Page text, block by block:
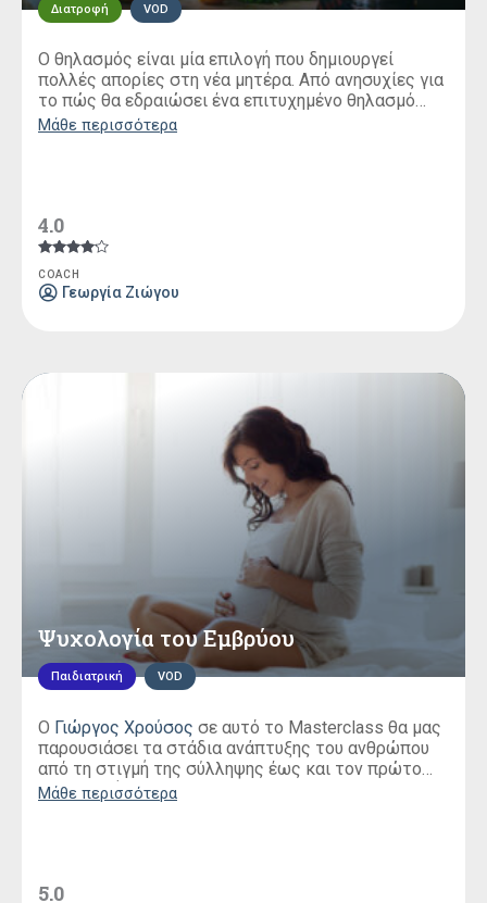
Διατροφή VOD
Ο θηλασμός είναι μία επιλογή που δημιουργεί
πολλές απορίες στη νέα μητέρα. Από ανησυχίες για
το πώς θα εδραιώσει ένα επιτυχημένο θηλασμό
στο παιδί της, μέχρι το μεγάλο κεφάλαιο της
Μάθε περισσότερα
4.0
Βαθμολογήθηκε
με
4.00
από 5
COACH
Γεωργία Ζιώγου
Ψυχολογία του Εμβρύου
Παιδιατρική VOD
Ο Γιώργος Χρούσος σε αυτό το Masterclass θα μας
παρουσιάσει τα στάδια ανάπτυξης του ανθρώπου
από τη στιγμή της σύλληψης έως και τον πρώτο
χρόνο ζωής του.
Μάθε περισσότερα
5.0